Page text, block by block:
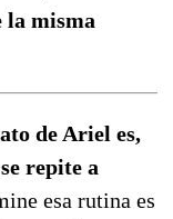
la misma
de Ariel es,
repite a
esa rutina es